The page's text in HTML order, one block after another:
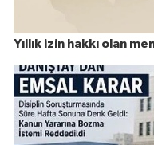
Yıllık izin hakkı olan